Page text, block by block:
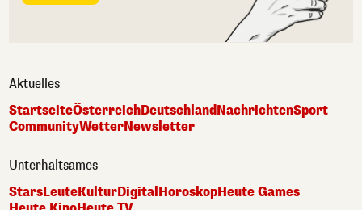
Aktuelles
StartseiteÖsterreichDeutschlandNachrichtenSport
CommunityWetterNewsletter
Unterhaltsames
StarsLeuteKulturDigital HoroskopHeute Games